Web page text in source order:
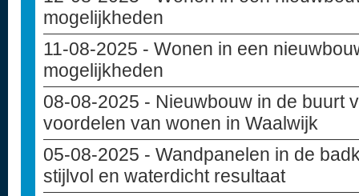
mogelijkheden
11-08-2025 - Wonen in een
mogelijkheden
08-08-2025 - Nieuwbouw in de buurt
voordelen van wonen in Waalwijk
05-08-2025 - Wandpanelen in de
stijlvol en waterdicht resultaat